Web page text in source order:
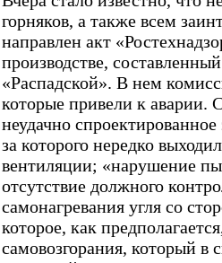
горняков, а также всем
направлен акт
производстве,
«Распадской». В нем
которые привели к аварии.
неудачно
за которого нередко
вентиляции; «нарушение
отсутствие должного
самонагревания угля со
которое, как
самовозгорания, который в